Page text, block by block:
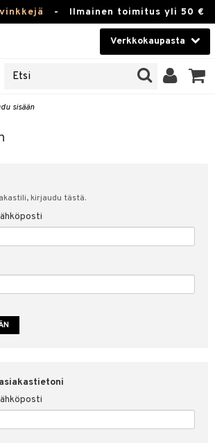
- Ilmainen toimitus yli 50 €
Verkkokaupasta
sisään
kirjaudu tästä.